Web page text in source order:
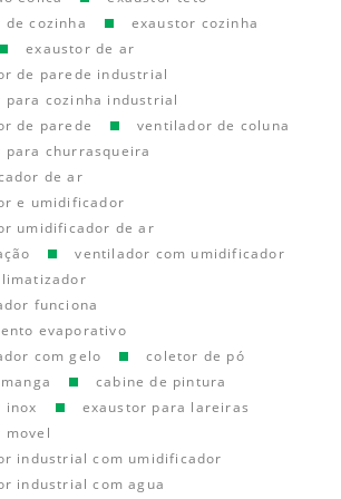
de cozinha
exaustor cozinha
exaustor de ar
de parede industrial
para cozinha industrial
de parede
ventilador de coluna
para churrasqueira
de ar
e umidificador
umidificador de ar
ventilador com umidificador
funciona
evaporativo
com gelo
coletor de pó
cabine de pintura
inox
exaustor para lareiras
movel
industrial com umidificador
industrial com agua